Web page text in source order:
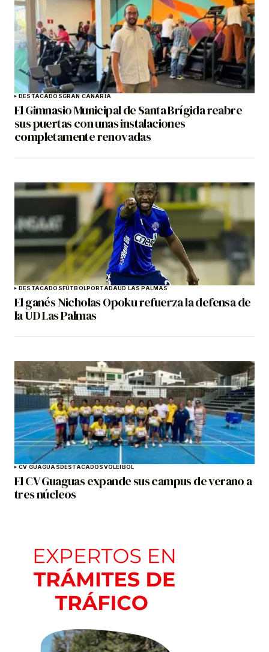
DESTACADOSGRAN CANARIA
El Gimnasio Municipal de Santa Brígida reabre
sus puertas con unas instalaciones
completamente renovadas
DESTACADOSFÚTBOLPORTADAUD LAS PALMAS
El ganés Nicholas Opoku refuerza la defensa de
la UD Las Palmas
CV GUAGUASDESTACADOSVOLEIBOL
El CV Guaguas expande sus campus de verano a
tres núcleos